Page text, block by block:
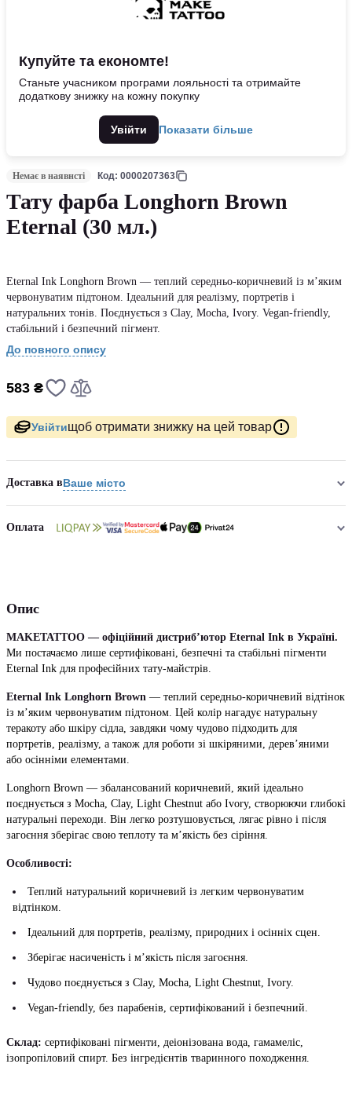
Купуйте та економте!
Станьте учасником програми лояльності та отримайте
додаткову знижку на кожну покупку
Увійти Показати більше
Немає в наявнсті Код: 0000207363
Тату фарба Longhorn Brown
Eternal (30 мл.)
Eternal Ink Longhorn Brown — теплий середньо-коричневий із м’яким
червонуватим підтоном. Ідеальний для реалізму, портретів і
натуральних тонів. Поєднується з Clay, Mocha, Ivory. Vegan-friendly,
стабільний і безпечний пігмент.
До повного опису
583 ₴
Увійтищоб отримати знижку на цей товар
Доставка вВаше місто
Оплата
Опис
MAKETATTOO — офіційний дистриб’ютор Eternal Ink в Україні.
Ми постачаємо лише сертифіковані, безпечні та стабільні пігменти
Eternal Ink для професійних тату-майстрів.
Eternal Ink Longhorn Brown — теплий середньо-коричневий відтінок
із м’яким червонуватим підтоном. Цей колір нагадує натуральну
теракоту або шкіру сідла, завдяки чому чудово підходить для
портретів, реалізму, а також для роботи зі шкіряними, дерев’яними
або осінніми елементами.
Longhorn Brown — збалансований коричневий, який ідеально
поєднується з Mocha, Clay, Light Chestnut або Ivory, створюючи глибокі
натуральні переходи. Він легко розтушовується, лягає рівно і після
загоєння зберігає свою теплоту та м’якість без сіріння.
Особливості:
Теплий натуральний коричневий із легким червонуватим
відтінком.
Ідеальний для портретів, реалізму, природних і осінніх сцен.
Зберігає насиченість і м’якість після загоєння.
Чудово поєднується з Clay, Mocha, Light Chestnut, Ivory.
Vegan-friendly, без парабенів, сертифікований і безпечний.
Склад: сертифіковані пігменти, деіонізована вода, гамамеліс,
ізопропіловий спирт. Без інгредієнтів тваринного походження.